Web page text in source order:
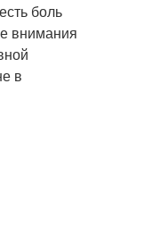
боль
внимания
в